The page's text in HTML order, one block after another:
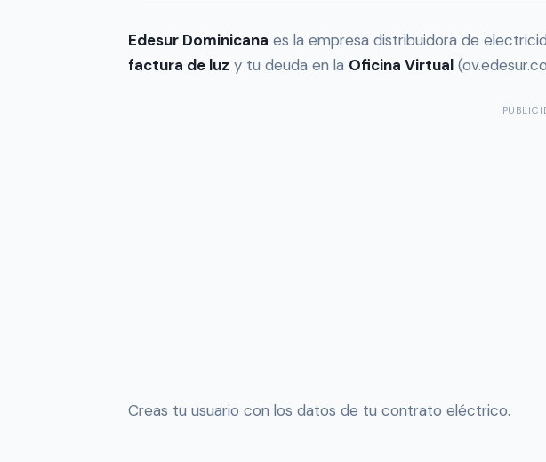
Edesur Dominicana es la empresa distribuidora de
factura de luz y tu deuda en la Oficina Virtual
Creas tu usuario con los datos de tu contrato eléctrico.